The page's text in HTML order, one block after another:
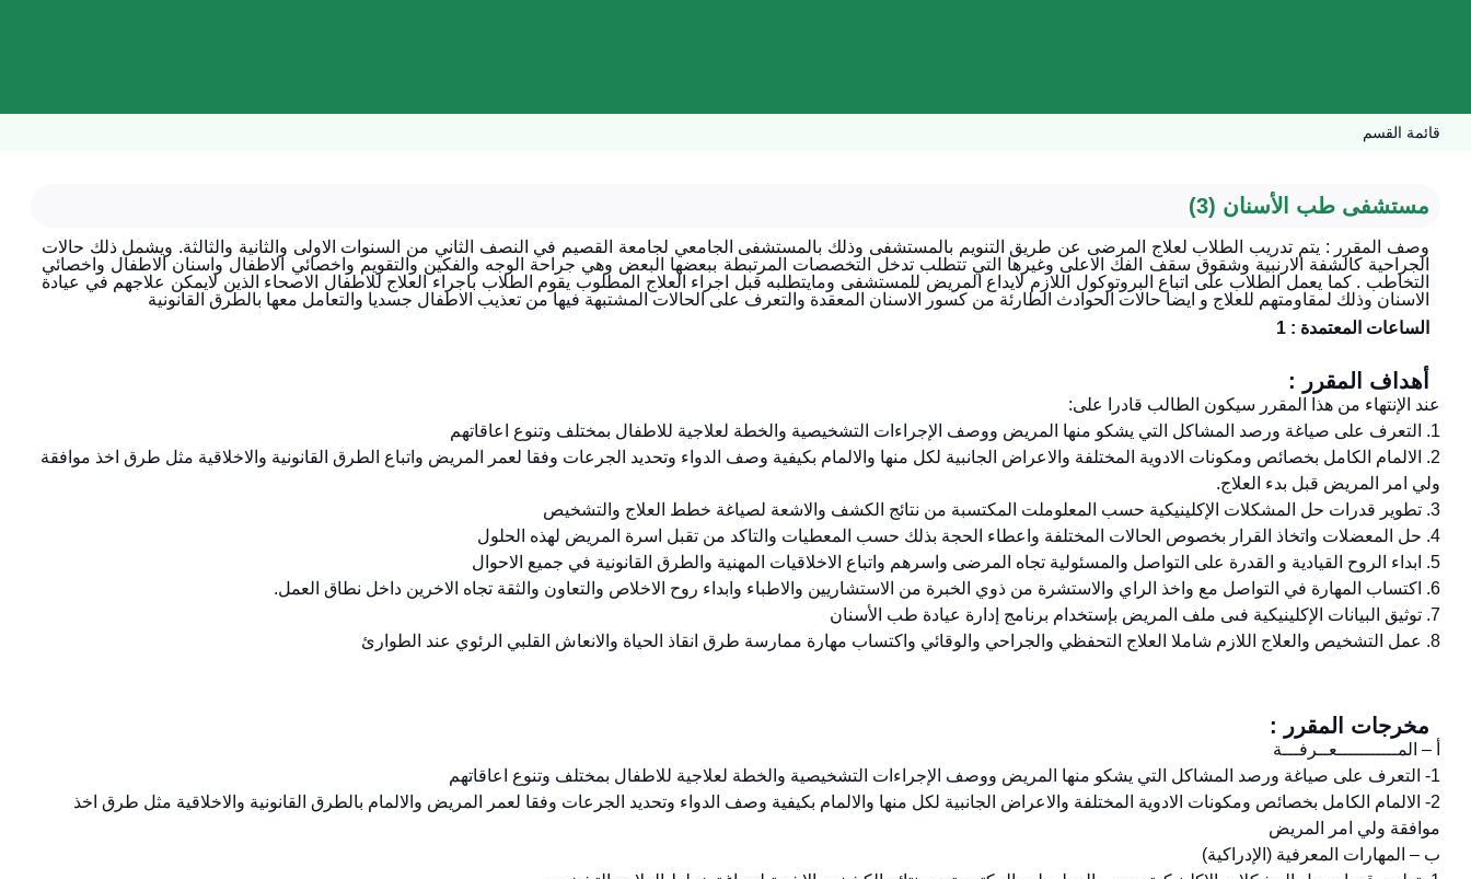
قائمة القسم
مستشفى طب الأسنان (3)
وصف المقرر : يتم تدريب الطلاب لعلاج المرضى عن طريق التنويم بالمستشفى وذلك بالمستشفى الجامعي لجامعة القصيم في النصف الثاني من السنوات الاولى والثانية والثالثة. ويشمل ذلك حالات
الجراحية كالشفة الارنبية وشقوق سقف الفك الاعلى وغيرها التي تتطلب تدخل التخصصات المرتبطة ببعضها البعض وهي جراحة الوجه والفكين والتقويم واخصائي الاطفال واسنان الاطفال واخصائي
التخاطب . كما يعمل الطلاب على اتباع البروتوكول اللازم لايداع المريض للمستشفى ومايتطلبه قبل اجراء العلاج المطلوب يقوم الطلاب باجراء العلاج للاطفال الاصحاء الذين لايمكن علاجهم في عيادة
الاسنان وذلك لمقاومتهم للعلاج و ايضا حالات الحوادث الطارئة من كسور الاسنان المعقدة والتعرف على الحالات المشتبهة فيها من تعذيب الاطفال جسديا والتعامل معها بالطرق القانونية
الساعات المعتمدة : 1
أهداف المقرر :
عند الإنتهاء من هذا المقرر سيكون الطالب قادرا على:
1. التعرف على صياغة ورصد المشاكل التي يشكو منها المريض ووصف الإجراءات التشخيصية والخطة لعلاجية للاطفال بمختلف وتنوع اعاقاتهم
2. الالمام الكامل بخصائص ومكونات الادوية المختلفة والاعراض الجانبية لكل منها والالمام بكيفية وصف الدواء وتحديد الجرعات وفقا لعمر المريض واتباع الطرق القانونية والاخلاقية مثل طرق اخذ موافقة
ولي امر المريض قبل بدء العلاج.
3. تطوير قدرات حل المشكلات الإكلينيكية حسب المعلوملت المكتسبة من نتائج الكشف والاشعة لصياغة خطط العلاج والتشخيص
4. حل المعضلات واتخاذ القرار بخصوص الحالات المختلفة واعطاء الحجة بذلك حسب المعطيات والتاكد من تقبل اسرة المريض لهذه الحلول
5. ابداء الروح القيادية و القدرة على التواصل والمسئولية تجاه المرضى واسرهم واتباع الاخلاقيات المهنية والطرق القانونية في جميع الاحوال
6. اكتساب المهارة في التواصل مع واخذ الراي والاستشرة من ذوي الخبرة من الاستشاريين والاطباء وابداء روح الاخلاص والتعاون والثقة تجاه الاخرين داخل نطاق العمل.
7. توثيق البيانات الإكلينيكية فىى ملف المريض بإستخدام برنامج إدارة عيادة طب الأسنان
8. عمل التشخيص والعلاج اللازم شاملا العلاج التحفظي والجراحي والوقائي واكتساب مهارة ممارسة طرق انقاذ الحياة والانعاش القلبي الرئوي عند الطوارئ
مخرجات المقرر :
أ – المـــــــــــعــرفـــة
1- التعرف على صياغة ورصد المشاكل التي يشكو منها المريض ووصف الإجراءات التشخيصية والخطة لعلاجية للاطفال بمختلف وتنوع اعاقاتهم
2- الالمام الكامل بخصائص ومكونات الادوية المختلفة والاعراض الجانبية لكل منها والالمام بكيفية وصف الدواء وتحديد الجرعات وفقا لعمر المريض والالمام بالطرق القانونية والاخلاقية مثل طرق اخذ
موافقة ولي امر المريض
ب – المهارات المعرفية (الإدراكية)